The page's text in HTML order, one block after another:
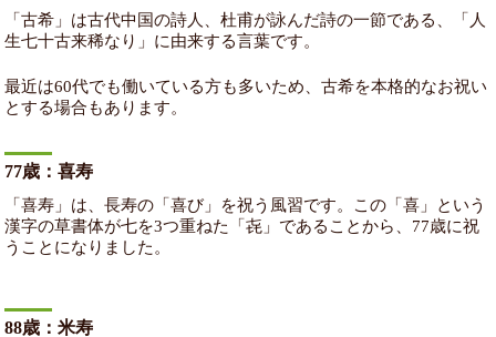
「古希」は古代中国の詩人、杜甫が詠んだ詩の一節である、「人
生七十古来稀なり」に由来する言葉です。
最近は60代でも働いている方も多いため、古希を本格的なお祝い
とする場合もあります。
77歳：喜寿
「喜寿」は、長寿の「喜び」を祝う風習です。この「喜」という
漢字の草書体が七を3つ重ねた「㐂」であることから、77歳に祝
うことになりました。
88歳：米寿